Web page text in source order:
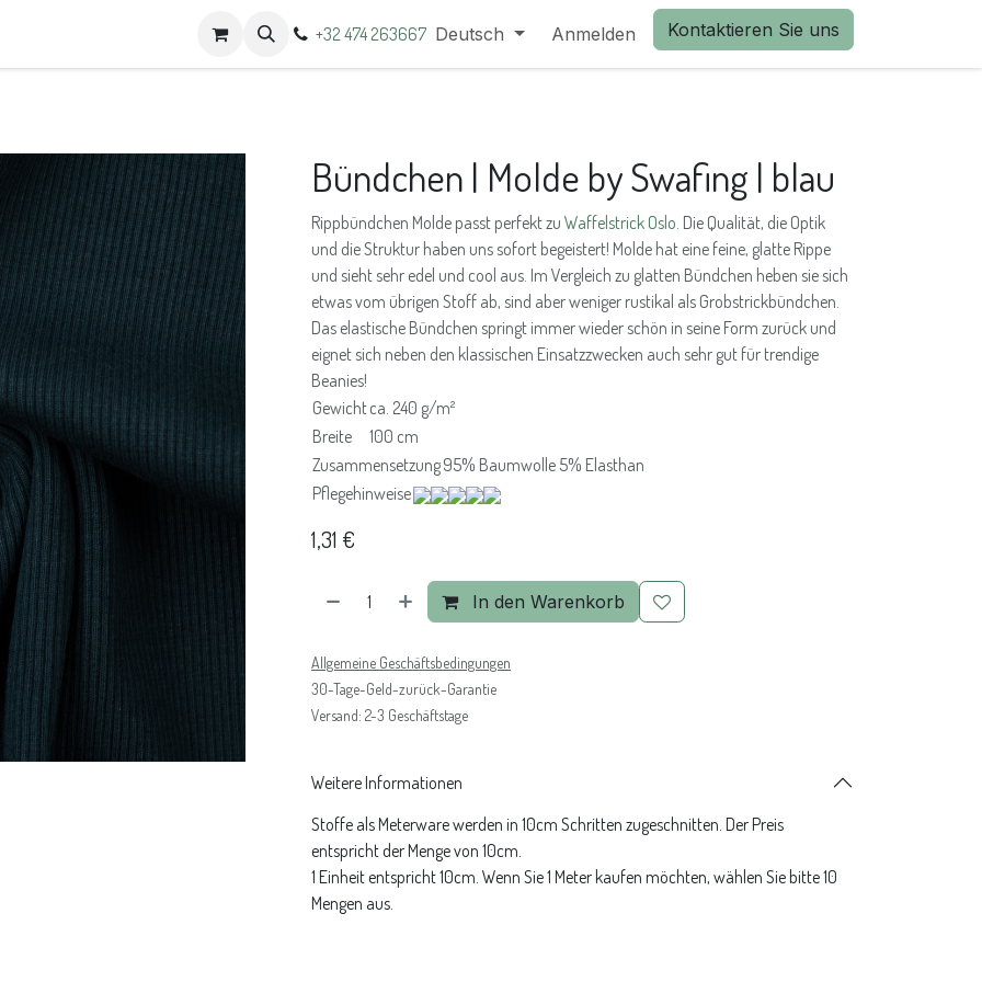
+32 474 263667 Deutsch Anmelden Kontaktieren Sie uns
Bündchen | Molde by Swafing | blau
Rippbündchen Molde passt perfekt zu Waffelstrick Oslo. Die Qualität, die Optik
und die Struktur haben uns sofort begeistert! Molde hat eine feine, glatte Rippe
und sieht sehr edel und cool aus. Im Vergleich zu glatten Bündchen heben sie sich
etwas vom übrigen Stoff ab, sind aber weniger rustikal als Grobstrickbündchen.
Das elastische Bündchen springt immer wieder schön in seine Form zurück und
eignet sich neben den klassischen Einsatzzwecken auch sehr gut für trendige
Beanies!
Gewichtca. 240 g/m²
Breite
100 cm
Zusammensetzung95% Baumwolle 5% Elasthan
Pflegehinweise
1,31 €
In den Warenkorb
Allgemeine Geschäftsbedingungen
30-Tage-Geld-zurück-Garantie
Versand: 2-3 Geschäftstage
Weitere Informationen
Stoffe als Meterware werden in 10cm Schritten zugeschnitten. Der Preis
entspricht der Menge von 10cm.
1 Einheit entspricht 10cm. Wenn Sie 1 Meter kaufen möchten, wählen Sie bitte 10
Mengen aus.